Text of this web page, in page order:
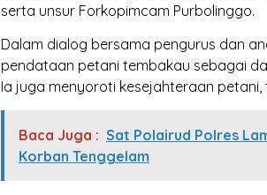
serta unsur Forkopimcam Purbolinggo.
Dalam dialog bersama pengurus dan
pendataan petani tembakau sebagai
Ia juga menyoroti kesejahteraan
Baca Juga : Sat Polairud Polres
Korban Tenggelam